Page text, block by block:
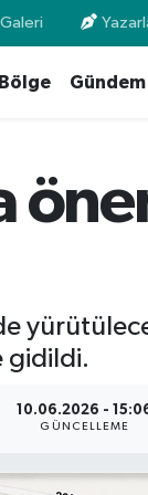
Bölge Gündem
gidildi.
10.06.2026 -
GÜNCELLEME